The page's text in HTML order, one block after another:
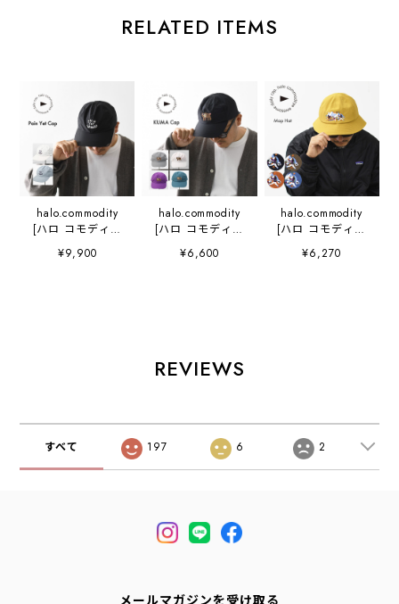
RELATED ITEMS
halo.commodity
[ハロ コモディテ
[HL-1112-p] パイ
¥9,900
halo.commodity
[ハロ コモディテ
ィ] KUMA Cap
[h261-279] クマ
¥6,600
halo.commodity
[ハロ コモディテ
ィ] Map Hat
[h253-438] マッ
¥6,270
REVIEWS
すべて 197 6 2
メールマガジンを受け取る